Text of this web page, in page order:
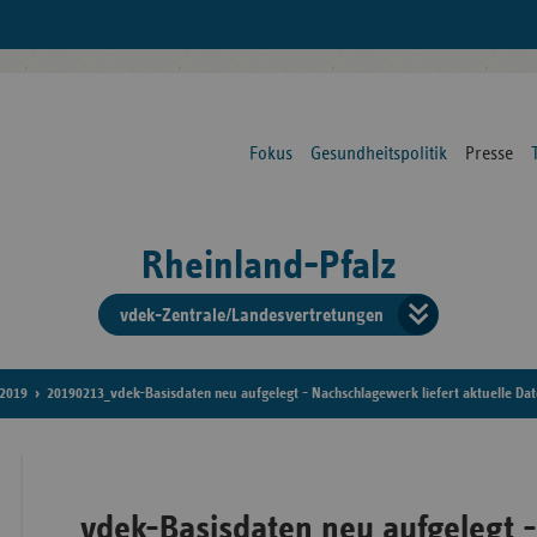
Fokus Gesundheitspolitik Presse
Rheinland-Pfalz
vdek-Zentrale/Landesvertretungen
der
2019 20190213_vdek-Basisdaten neu aufgelegt - Nachschlagewerk liefert aktuelle
vdek-Basisdaten neu aufgelegt -